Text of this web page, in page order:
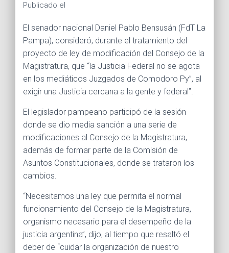
Publicado el
El senador nacional Daniel Pablo Bensusán (FdT La
Pampa), consideró, durante el tratamiento del
proyecto de ley de modificación del Consejo de la
Magistratura, que “la Justicia Federal no se agota
en los mediáticos Juzgados de Comodoro Py”, al
exigir una Justicia cercana a la gente y federal”.
El legislador pampeano participó de la sesión
donde se dio media sanción a una serie de
modificaciones al Consejo de la Magistratura,
además de formar parte de la Comisión de
Asuntos Constitucionales, donde se trataron los
cambios.
“Necesitamos una ley que permita el normal
funcionamiento del Consejo de la Magistratura,
organismo necesario para el desempeño de la
justicia argentina”, dijo, al tiempo que resaltó el
deber de “cuidar la organización de nuestro